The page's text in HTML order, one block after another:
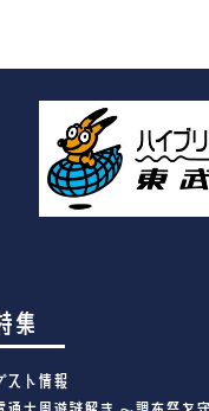
集
スト情報